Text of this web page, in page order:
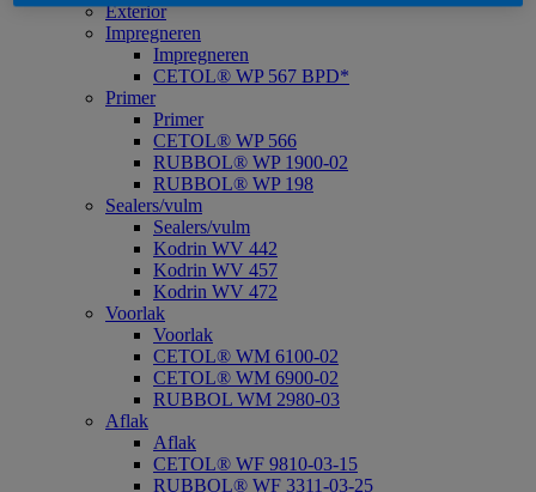
Exterior
Impregneren
Impregneren
CETOL® WP 567 BPD*
Primer
Primer
CETOL® WP 566
RUBBOL® WP 1900-02
RUBBOL® WP 198
Sealers/vulm
Sealers/vulm
Kodrin WV 442
Kodrin WV 457
Kodrin WV 472
Voorlak
Voorlak
CETOL® WM 6100-02
CETOL® WM 6900-02
RUBBOL WM 2980-03
Aflak
Aflak
CETOL® WF 9810-03-15
RUBBOL® WF 3311-03-25